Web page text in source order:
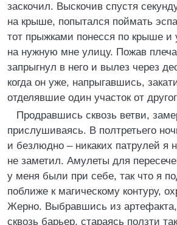
заскочил. Выскочив спустя
на крыше, попытался поймать
тот прыжками понесся по крыше и
на нужную мне улицу. Пожав
запрыгнул в него и вылез через
когда он уже, напрыгавшись,
отделявшие один участок от
Продравшись сквозь ветви,
прислушиваясь. В полтретьего
и безлюдно – никаких патрулей я
не заметил. Амулеты для
у меня были при себе, так что я
поближе к магическому контуру,
Жерно. Выбравшись из
сквозь барьер, стараясь ползти